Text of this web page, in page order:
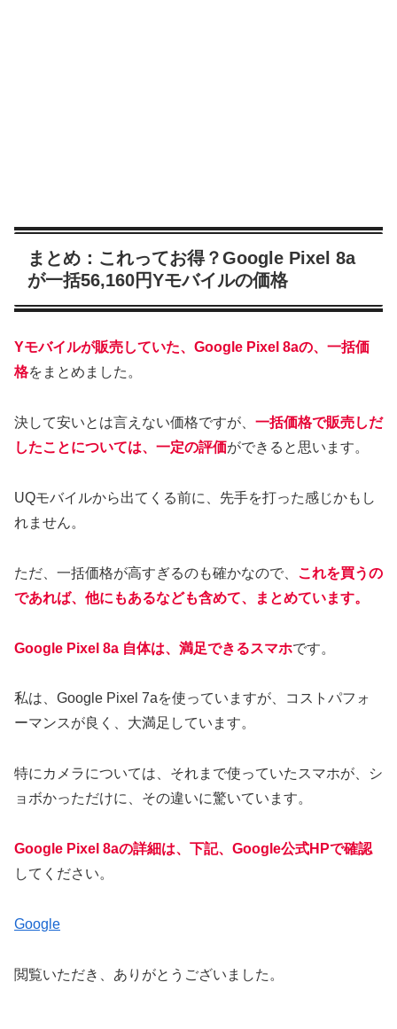
まとめ：これってお得？Google Pixel 8a
が一括56,160円Yモバイルの価格
Yモバイルが販売していた、Google Pixel 8aの、一括価
格をまとめました。
決して安いとは言えない価格ですが、 一括価格で販売しだ
したことについては、一定の評価ができると思います。
UQモバイルから出てくる前に、先手を打った感じかもし
れません。
ただ、一括価格が高すぎるのも確かなので、 これを買うの
であれば、他にもあるなども含めて、まとめています。
Google Pixel 8a 自体は、満足できるスマホです。
私は、Google Pixel 7aを使っていますが、コストパフォ
ーマンスが良く、大満足しています。
特にカメラについては、それまで使っていたスマホが、シ
ョボかっただけに、その違いに驚いています。
Google Pixel 8aの詳細は、下記、Google公式HPで確認
してください。
Google
閲覧いただき、ありがとうございました。